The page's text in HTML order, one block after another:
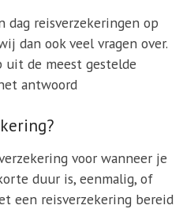
dag reisverzekeringen op
dan ook veel vragen over.
uit de meest gestelde
antwoord
voor wanneer je
duur is, eenmalig, of
een reisverzekering bereid